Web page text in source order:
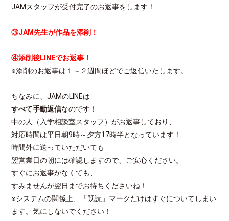
JAMスタッフが受付完了のお返事をします！
③JAM先生が作品を添削！
④添削後LINEでお返事！
※添削のお返事は１～２週間ほどでご返信いたします。
ちなみに、JAMのLINEは
すべて手動返信なのです！
中の人（入学相談室スタッフ）がお返事しており、
対応時間は平日朝9時～夕方17時半となっています！
時間外に送っていただいても
翌営業日の朝には確認しますので、ご安心ください。
すぐにお返事がなくても、
すみませんが翌日までお待ちくださいね！
※システムの関係上、「既読」マークだけはすぐについてしまい
ます。気にしないでください！